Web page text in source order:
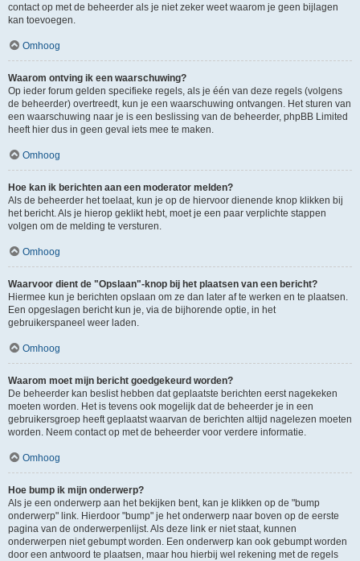
contact op met de beheerder als je niet zeker weet waarom je geen bijlagen
kan toevoegen.
Omhoog
Waarom ontving ik een waarschuwing?
Op ieder forum gelden specifieke regels, als je één van deze regels (volgens
de beheerder) overtreedt, kun je een waarschuwing ontvangen. Het sturen van
een waarschuwing naar je is een beslissing van de beheerder, phpBB Limited
heeft hier dus in geen geval iets mee te maken.
Omhoog
Hoe kan ik berichten aan een moderator melden?
Als de beheerder het toelaat, kun je op de hiervoor dienende knop klikken bij
het bericht. Als je hierop geklikt hebt, moet je een paar verplichte stappen
volgen om de melding te versturen.
Omhoog
Waarvoor dient de "Opslaan"-knop bij het plaatsen van een bericht?
Hiermee kun je berichten opslaan om ze dan later af te werken en te plaatsen.
Een opgeslagen bericht kun je, via de bijhorende optie, in het
gebruikerspaneel weer laden.
Omhoog
Waarom moet mijn bericht goedgekeurd worden?
De beheerder kan beslist hebben dat geplaatste berichten eerst nagekeken
moeten worden. Het is tevens ook mogelijk dat de beheerder je in een
gebruikersgroep heeft geplaatst waarvan de berichten altijd nagelezen moeten
worden. Neem contact op met de beheerder voor verdere informatie.
Omhoog
Hoe bump ik mijn onderwerp?
Als je een onderwerp aan het bekijken bent, kan je klikken op de "bump
onderwerp" link. Hierdoor "bump" je het onderwerp naar boven op de eerste
pagina van de onderwerpenlijst. Als deze link er niet staat, kunnen
onderwerpen niet gebumpt worden. Een onderwerp kan ook gebumpt worden
door een antwoord te plaatsen, maar hou hierbij wel rekening met de regels